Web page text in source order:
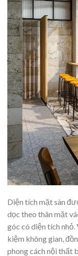
Diện tích mặt sàn
dọc theo thân mặt
góc có diện tích
kiệm không gian,
phong cách nội thất